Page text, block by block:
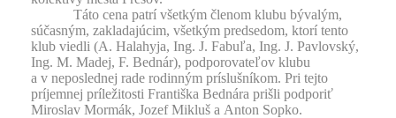
Táto cena patrí všetkým členom klubu bývalým,
súčasným, zakladajúcim, všetkým predsedom, ktorí tento
klub viedli (A. Halahyja, Ing. J. Fabuľa, Ing. J. Pavlovský,
Ing. M. Madej, F. Bednár), podporovateľov klubu
a v neposlednej rade rodinným príslušníkom. Pri tejto
príjemnej príležitosti Františka Bednára prišli podporiť
Miroslav Mormák, Jozef Mikluš a Anton Sopko.